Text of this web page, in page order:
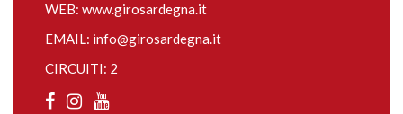
WEB: www.girosardegna.it
EMAIL: info@girosardegna.it
CIRCUITI: 2